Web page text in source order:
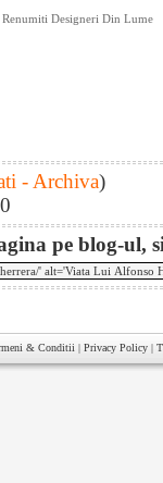
Designeri Din Lume
- Archiva)
pe blog-ul,
& Conditii | Privacy Policy |